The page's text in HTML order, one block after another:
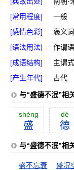
[常用程度]
一般
[感情色彩]
褒义词
[语法用法]
作谓
[成语结构]
主谓式
[产生年代]
古代
与“盛德不泯”相
shèng
盛
dé
德
与“盛德不泯”相
盛不忘衰 盛况